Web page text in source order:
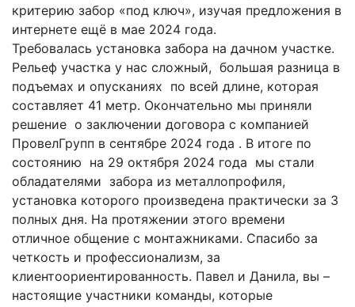
критерию забор «под ключ», изучая предложения в
интернете ещё в мае 2024 года.
Требовалась установка забора на дачном участке.
Рельеф участка у нас сложный, большая разница в
подъемах и опусканиях по всей длине, которая
составляет 41 метр. Окончательно мы приняли
решение о заключении договора с компанией
ПровелГрупп в сентябре 2024 года . В итоге по
состоянию на 29 октября 2024 года мы стали
обладателями забора из металлопрофиля,
установка которого произведена практически за 3
полных дня. На протяжении этого времени
отличное общение с монтажниками. Спасибо за
четкость и профессионализм, за
клиентоориентированность. Павел и Данила, вы –
настоящие участники команды, которые